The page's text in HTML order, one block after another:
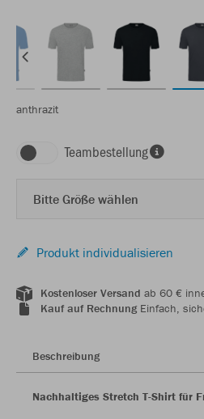
anthrazit
Teambestellung
Bitte Größe wählen
Produkt individualisieren
Kostenloser Versand ab 60 €
Kauf auf RechnungEinfach,
Beschreibung
Nachhaltiges Stretch T-Shirt für